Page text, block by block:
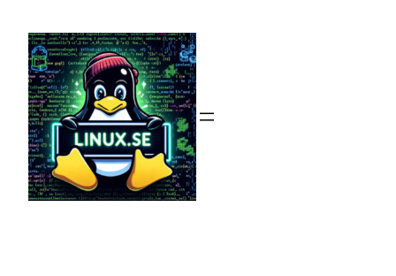
innehåll